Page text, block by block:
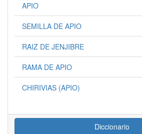
APIO
SEMILLA DE APIO
RAIZ DE JENJIBRE
RAMA DE APIO
CHIRIVIAS (APIO)
Diccionario